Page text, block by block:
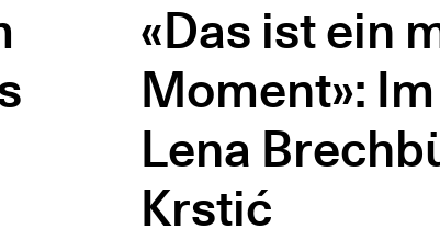
«Das ist ein
Moment»:
Lena
Krstić